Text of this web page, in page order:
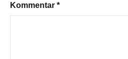
Kommentar *